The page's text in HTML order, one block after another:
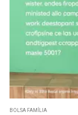
BOLSA FAMÍLIA